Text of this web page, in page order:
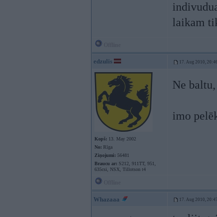
laikam
edzulis 17. Aug 2010,
Kopš: 13. May 2002
No: Rīga
Ziņojumi: 56481
Braucu ar: S212, 911TT, 951,
635csi, NSX, Tillotson t4
Ne
imo
Whazaaa 17. Aug 2010,